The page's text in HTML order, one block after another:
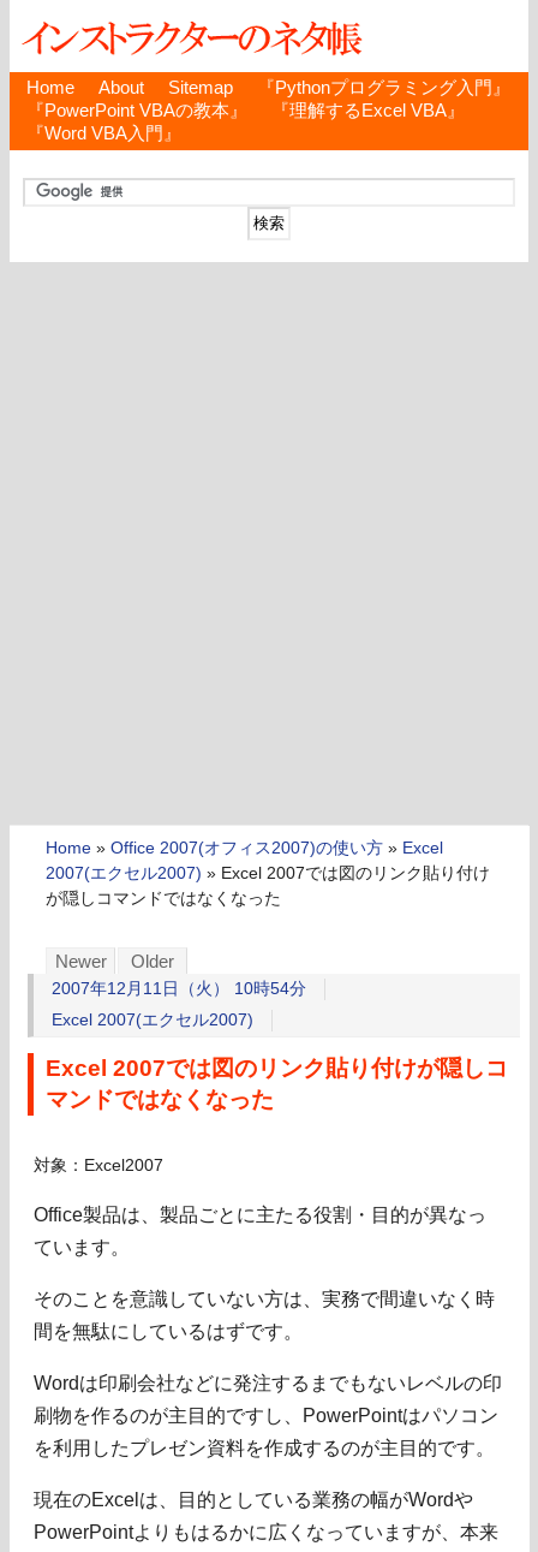
Home About Sitemap
『Pythonプログラミング入門』
『PowerPoint VBAの教本』
『理解するExcel VBA』
『Word VBA入門』
Home » Office 2007(オフィス2007)の使い方 » Excel
2007(エクセル2007) » Excel 2007では図のリンク貼り付け
が隠しコマンドではなくなった
Newer Older
2007年12月11日（火） 10時54分
Excel 2007(エクセル2007)
Excel 2007では図のリンク貼り付けが隠しコ
マンドではなくなった
対象：Excel2007
Office製品は、製品ごとに主たる役割・目的が異なっ
ています。
そのことを意識していない方は、実務で間違いなく時
間を無駄にしているはずです。
Wordは印刷会社などに発注するまでもないレベルの印
刷物を作るのが主目的ですし、PowerPointはパソコン
を利用したプレゼン資料を作成するのが主目的です。
現在のExcelは、目的としている業務の幅がWordや
PowerPointよりもはるかに広くなっていますが、本来